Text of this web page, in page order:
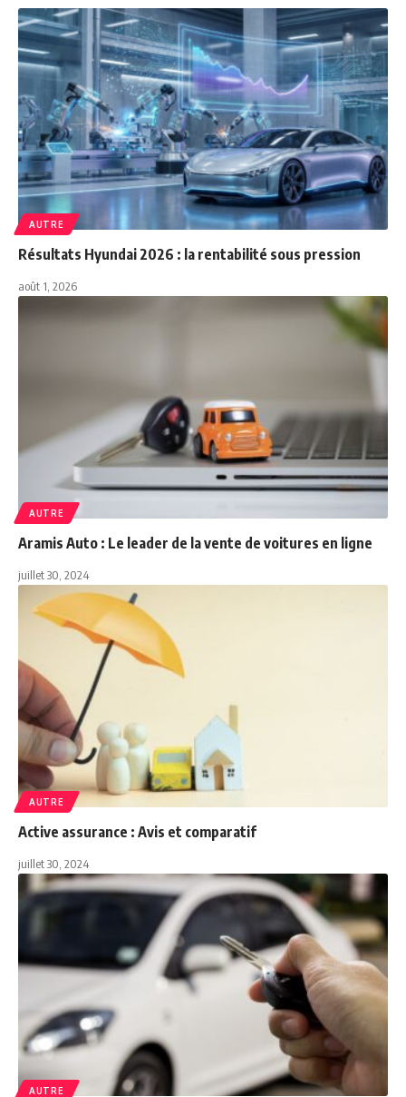
AUTRE
Résultats Hyundai 2026 : la rentabilité sous pression
août 1, 2026
AUTRE
Aramis Auto : Le leader de la vente de voitures en ligne
juillet 30, 2024
AUTRE
Active assurance : Avis et comparatif
juillet 30, 2024
AUTRE